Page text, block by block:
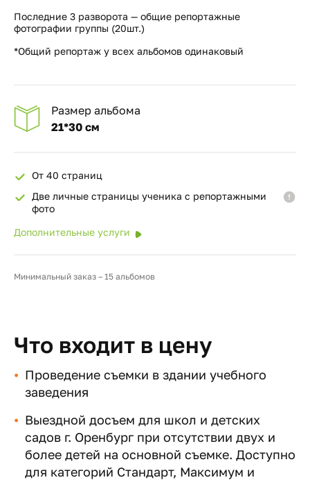
Последние 3 разворота — общие репортажные
фотографии группы (20шт.)
*Общий репортаж у всех альбомов одинаковый
Размер альбома
21*30 см
От 40 страниц
Две личные страницы ученика с репортажными
фото
Дополнительные услуги
Минимальный заказ – 15 альбомов
Что входит в цену
Проведение съемки в здании учебного
заведения
Выездной досъем для школ и детских
садов г. Оренбург при отсутствии двух и
более детей на основной съемке. Доступно
для категорий Стандарт, Максимум и